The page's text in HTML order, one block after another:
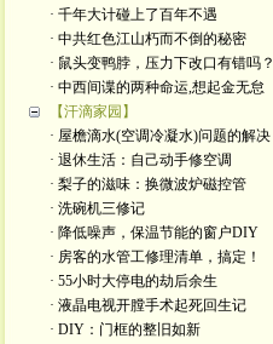
· 千年大计碰上了百年不遇
· 中共红色江山朽而不倒的秘密
· 鼠头变鸭脖，压力下改口有错吗？
· 中西间谍的两种命运,想起金无怠
【汗滴家园】
· 屋檐滴水(空调冷凝水)问题的解决
· 退休生活：自己动手修空调
· 梨子的滋味：换微波炉磁控管
· 洗碗机三修记
· 降低噪声，保温节能的窗户DIY
· 房客的水管工修理清单，搞定！
· 55小时大停电的劫后余生
· 液晶电视开膛手术起死回生记
· DIY：门框的整旧如新